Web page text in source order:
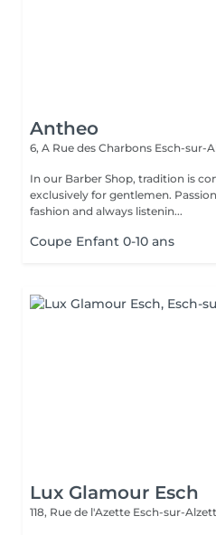
Antheo
6, A Rue des Charbons Esch-sur-
In our Barber Shop, tradition is
exclusively for gentlemen. Passion, creativity, good taste of
fashion and always listenin...
Coupe Enfant 0-10 ans
Lux Glamour Esch
118, Rue de l'Azette Esch-sur-